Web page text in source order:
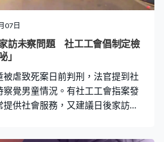
三級，長沙灣自四月起一直上
，七月是32.1%，全港最高。另
鞍山，食環署指引建議三至四級的
。 陳先生：「下來逛街、跑步，
用蚊油灑在渠蓋，
07日
訪未察問題 社工工會倡制定檢
」
被虐致死案日前判刑，法官提到社
察覺男童情況。有社工工會指案發
提供社會服務，又建議日後家訪